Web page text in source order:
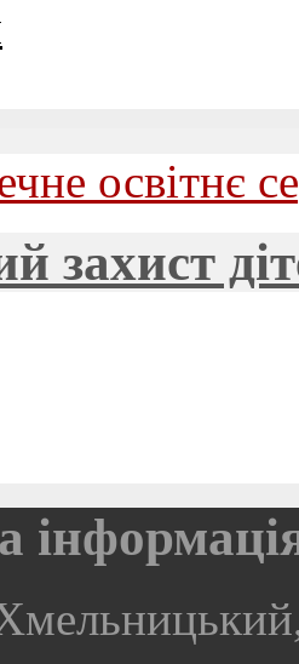
освітнє
захист